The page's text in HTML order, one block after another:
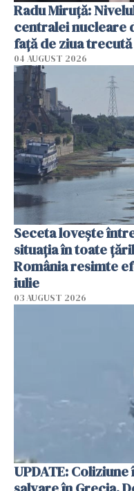
Radu Miruţă:
centralei nucleare
faţă de ziua trecută
04 AUGUST 2026
Seceta lovește
situația în toate
România resimte
iulie
03 AUGUST 2026
UPDATE: